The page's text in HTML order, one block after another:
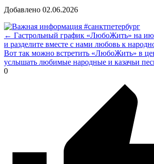
Добавлено 02.06.2026
← Гастрольный график «ЛюбоЖить» на
и разделите вместе с нами любовь к
Вот так можно встретить «ЛюбоЖить» в
услышать любимые народные и казачьи
0